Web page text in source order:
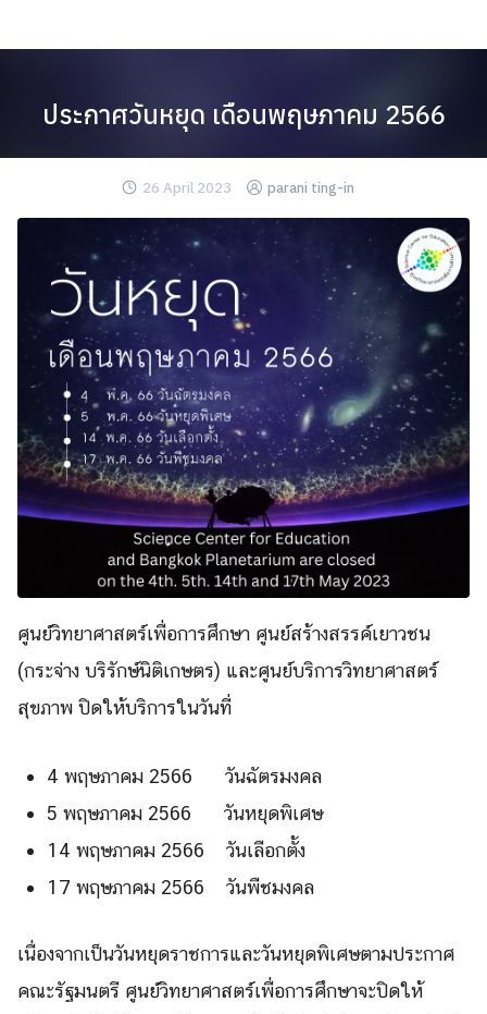
to
for:
Search
ประกาศวันหยุด เดือนพฤษภาคม 2566
26 April 2023 parani ting-in
ศูนย์วิทยาศาสตร์เพื่อการศึกษา ศูนย์สร้างสรรค์เยาวชน
(กระจ่าง บริรักษ์นิติเกษตร) และศูนย์บริการวิทยาศาสตร์
สุขภาพ ปิดให้บริการในวันที่
4 พฤษภาคม 2566 วันฉัตรมงคล
5 พฤษภาคม 2566 วันหยุดพิเศษ
14 พฤษภาคม 2566 วันเลือกตั้ง
17 พฤษภาคม 2566 วันพืชมงคล
เนื่องจากเป็นวันหยุดราชการและวันหยุดพิเศษตามประกาศ
คณะรัฐมนตรี ศูนย์วิทยาศาสตร์เพื่อการศึกษาจะปิดให้